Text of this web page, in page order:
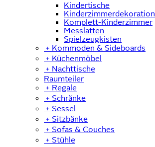
Kindertische
Kinderzimmerdekoration
Komplett-Kinderzimmer
Messlatten
Spielzeugkisten
﹢ Kommoden & Sideboards
﹢ Küchenmöbel
﹢ Nachttische
Raumteiler
﹢ Regale
﹢ Schränke
﹢ Sessel
﹢ Sitzbänke
﹢ Sofas & Couches
﹢ Stühle